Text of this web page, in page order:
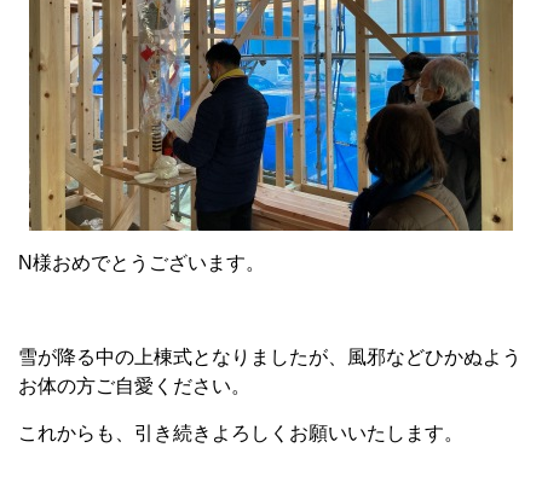
N様おめでとうございます。
雪が降る中の上棟式となりましたが、風邪などひかぬよう
お体の方ご自愛ください。
これからも、引き続きよろしくお願いいたします。